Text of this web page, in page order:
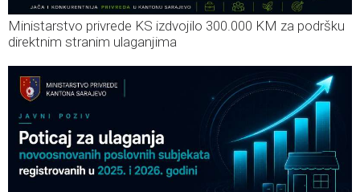
Ministarstvo privrede KS izdvojilo 300.000 KM za podršku
direktnim stranim ulaganjima